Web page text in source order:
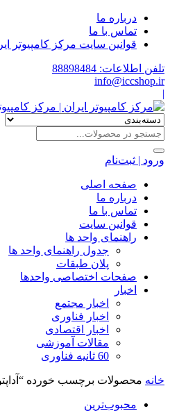
درباره ما
تماس با ما
قوانین سایت مرکز کامپیوتر
تلفن اطلاعات: 88898484
info@iccshop.ir
|
ورود | ثبت‌نام
صفحه اصلی
درباره ما
تماس با ما
قوانین سایت
راهنمای واحد ها
جدول راهنمای واحد ها
پلان طبقات
صفحات اختصاصی واحدها
اخبار
اخبار مجتمع
اخبار فناوری
اخبار اقتصادی
مقالات آموزشی
60 ثانیه فناوری
خانه محصولات برچسب خورده
محبوب‌ترین